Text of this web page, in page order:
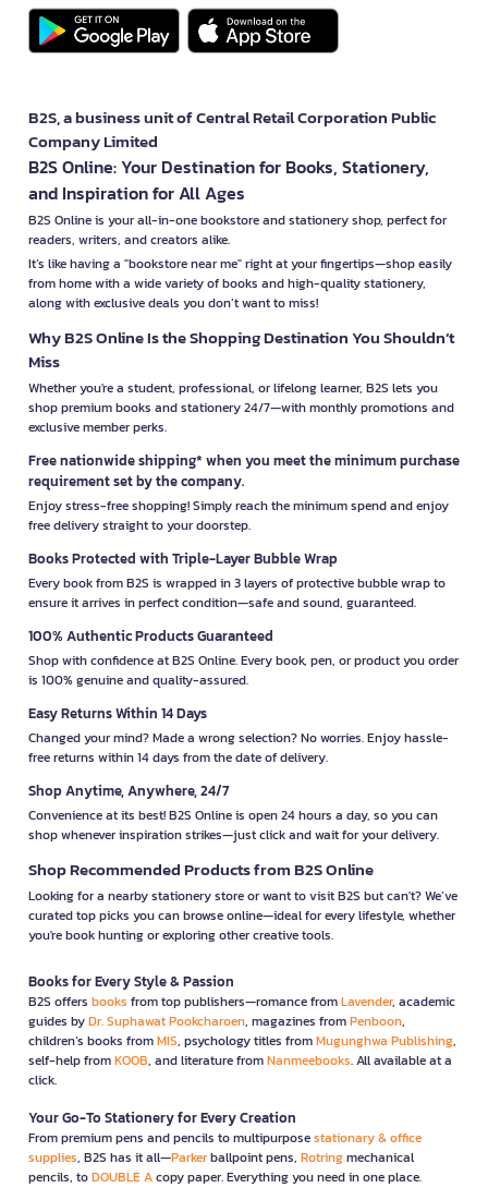
B2S, a business unit of Central Retail Corporation Public
Company Limited
B2S Online: Your Destination for Books, Stationery,
and Inspiration for All Ages
B2S Online is your all-in-one bookstore and stationery shop, perfect for
readers, writers, and creators alike.
It’s like having a "bookstore near me" right at your fingertips—shop easily
from home with a wide variety of books and high-quality stationery,
along with exclusive deals you don’t want to miss!
Why B2S Online Is the Shopping Destination You Shouldn’t
Miss
Whether you're a student, professional, or lifelong learner, B2S lets you
shop premium books and stationery 24/7—with monthly promotions and
exclusive member perks.
Free nationwide shipping* when you meet the minimum purchase
requirement set by the company.
Enjoy stress-free shopping! Simply reach the minimum spend and enjoy
free delivery straight to your doorstep.
Books Protected with Triple-Layer Bubble Wrap
Every book from B2S is wrapped in 3 layers of protective bubble wrap to
ensure it arrives in perfect condition—safe and sound, guaranteed.
100% Authentic Products Guaranteed
Shop with confidence at B2S Online. Every book, pen, or product you order
is 100% genuine and quality-assured.
Easy Returns Within 14 Days
Changed your mind? Made a wrong selection? No worries. Enjoy hassle-
free returns within 14 days from the date of delivery.
Shop Anytime, Anywhere, 24/7
Convenience at its best! B2S Online is open 24 hours a day, so you can
shop whenever inspiration strikes—just click and wait for your delivery.
Shop Recommended Products from B2S Online
Looking for a nearby stationery store or want to visit B2S but can't? We’ve
curated top picks you can browse online—ideal for every lifestyle, whether
you're book hunting or exploring other creative tools.
Books for Every Style & Passion
B2S offers books from top publishers—romance fromLavender, academic
guides byDr. Suphawat Pookcharoen, magazines fromPenboon,
children’s books fromMIS, psychology titles fromMugunghwa Publishing,
self-help fromKOOB, and literature fromNanmeebooks. All available at a
click.
Your Go-To Stationery for Every Creation
From premium pens and pencils to multipurposestationary & office
supplies, B2S has it all—Parkerballpoint pens, Rotringmechanical
pencils, toDOUBLE Acopy paper. Everything you need in one place.